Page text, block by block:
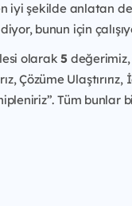
iyi şekilde anlatan
diyor, bunun için
olarak5
Çözüme
Tüm bunlar